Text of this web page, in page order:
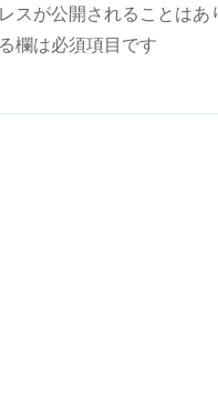
スが公開されることはあ
欄は必須項目です